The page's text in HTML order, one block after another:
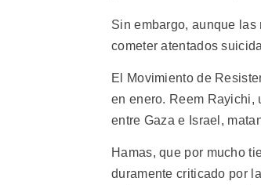
Sin embargo, aunque
cometer atentados
El Movimiento de
en enero. Reem Rayichi,
entre Gaza e Israel,
Hamas, que por mucho
duramente criticado por